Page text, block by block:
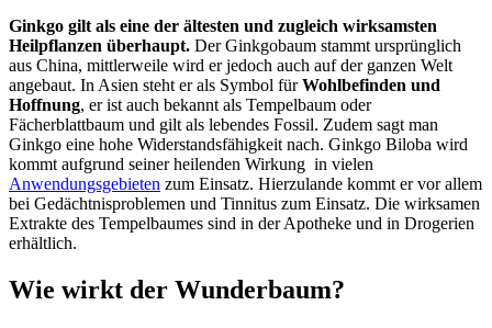
Ginkgo gilt als eine der ältesten und zugleich wirksamsten
Heilpflanzen überhaupt. Der Ginkgobaum stammt ursprünglich
aus China, mittlerweile wird er jedoch auch auf der ganzen Welt
angebaut. In Asien steht er als Symbol fürWohlbefinden und
Hoffnung, er ist auch bekannt als Tempelbaum oder
Fächerblattbaum und gilt als lebendes Fossil. Zudem sagt man
Ginkgo eine hohe Widerstandsfähigkeit nach. Ginkgo Biloba wird
kommt aufgrund seiner heilenden Wirkung in vielen
Anwendungsgebieten zum Einsatz. Hierzulande kommt er vor allem
bei Gedächtnisproblemen und Tinnitus zum Einsatz. Die wirksamen
Extrakte des Tempelbaumes sind in der Apotheke und in Drogerien
erhältlich.
Wie wirkt der Wunderbaum?